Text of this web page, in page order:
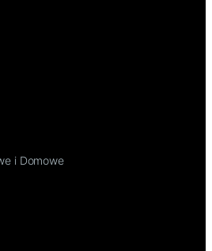
i Domowe